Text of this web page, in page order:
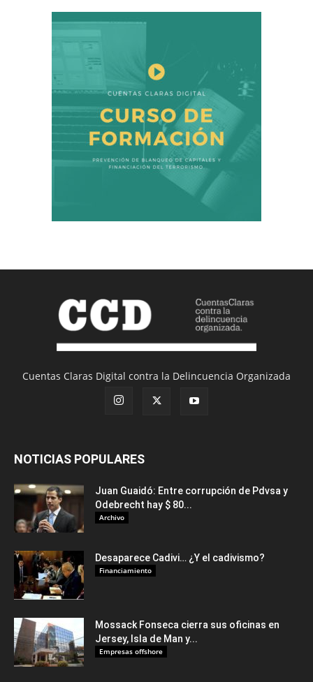
Cuentas Claras Digital contra la Delincuencia Organizada
NOTICIAS POPULARES
Juan Guaidó: Entre corrupción de Pdvsa y
Odebrecht hay $ 80...
Archivo
Desaparece Cadivi… ¿Y el cadivismo?
Financiamiento
Mossack Fonseca cierra sus oficinas en
Jersey, Isla de Man y...
Empresas offshore